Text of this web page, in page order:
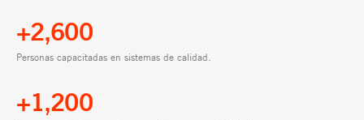
+2,600
Personas capacitadas en sistemas de calidad.
+1,200